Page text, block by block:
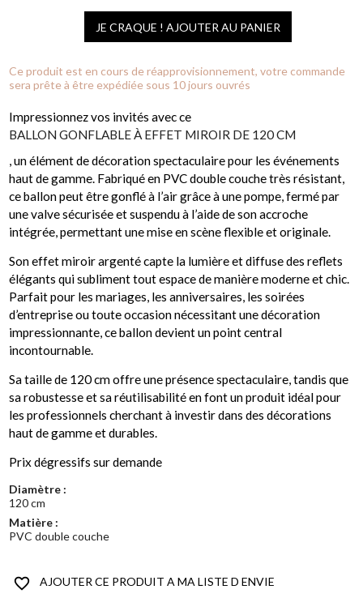
JE CRAQUE ! AJOUTER AU PANIER
Ce produit est en cours de réapprovisionnement, votre commande
sera prête à être expédiée sous 10 jours ouvrés
Impressionnez vos invités avec ce
BALLON GONFLABLE À EFFET MIROIR DE 120 CM
, un élément de décoration spectaculaire pour les événements
haut de gamme. Fabriqué en PVC double couche très résistant,
ce ballon peut être gonflé à l’air grâce à une pompe, fermé par
une valve sécurisée et suspendu à l’aide de son accroche
intégrée, permettant une mise en scène flexible et originale.
Son effet miroir argenté capte la lumière et diffuse des reflets
élégants qui subliment tout espace de manière moderne et chic.
Parfait pour les mariages, les anniversaires, les soirées
d’entreprise ou toute occasion nécessitant une décoration
impressionnante, ce ballon devient un point central
incontournable.
Sa taille de 120 cm offre une présence spectaculaire, tandis que
sa robustesse et sa réutilisabilité en font un produit idéal pour
les professionnels cherchant à investir dans des décorations
haut de gamme et durables.
Prix dégressifs sur demande
Diamètre :
120 cm
Matière :
PVC double couche
favorite_border AJOUTER CE PRODUIT A MA LISTE D ENVIE